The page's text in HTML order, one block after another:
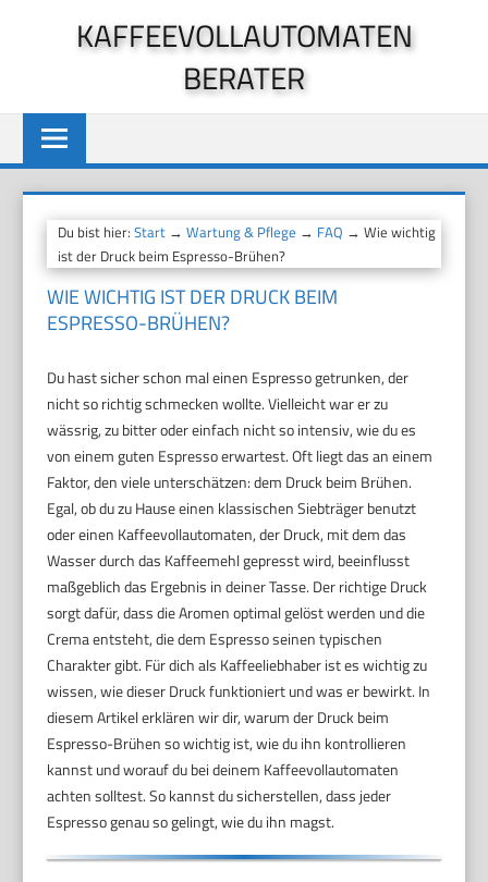
KAFFEEVOLLAUTOMATEN
BERATER
Du bist hier:Start →Wartung & Pflege → FAQ → Wie wichtig
ist der Druck beim Espresso-Brühen?
WIE WICHTIG IST DER DRUCK BEIM
ESPRESSO-BRÜHEN?
Du hast sicher schon mal einen Espresso getrunken, der
nicht so richtig schmecken wollte. Vielleicht war er zu
wässrig, zu bitter oder einfach nicht so intensiv, wie du es
von einem guten Espresso erwartest. Oft liegt das an einem
Faktor, den viele unterschätzen: dem Druck beim Brühen.
Egal, ob du zu Hause einen klassischen Siebträger benutzt
oder einen Kaffeevollautomaten, der Druck, mit dem das
Wasser durch das Kaffeemehl gepresst wird, beeinflusst
maßgeblich das Ergebnis in deiner Tasse. Der richtige Druck
sorgt dafür, dass die Aromen optimal gelöst werden und die
Crema entsteht, die dem Espresso seinen typischen
Charakter gibt. Für dich als Kaffeeliebhaber ist es wichtig zu
wissen, wie dieser Druck funktioniert und was er bewirkt. In
diesem Artikel erklären wir dir, warum der Druck beim
Espresso-Brühen so wichtig ist, wie du ihn kontrollieren
kannst und worauf du bei deinem Kaffeevollautomaten
achten solltest. So kannst du sicherstellen, dass jeder
Espresso genau so gelingt, wie du ihn magst.